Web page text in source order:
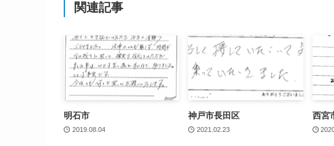
関連記事
明石市
2019.08.04
神戸市長田区
2021.02.23
西宮